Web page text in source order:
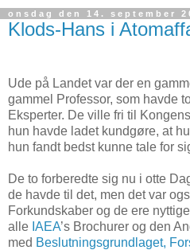
onsdag den 14. september
Klods-Hans i
Ude på Landet var der en
gammel Professor, som havde
Eksperter. De ville fri til
hun havde ladet kundgøre, at
hun fandt bedst kunne tale for
De to forberedte sig nu i otte
de havde til det, men det var
Forkundskaber og de ere
alle IAEA’s Brochurer og den
med Beslutningsgrundlaget,